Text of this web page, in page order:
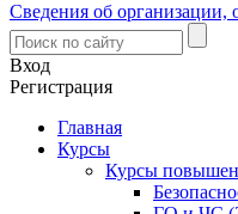
Сведения об организации,
Вход
Регистрация
Главная
Курсы
Курсы